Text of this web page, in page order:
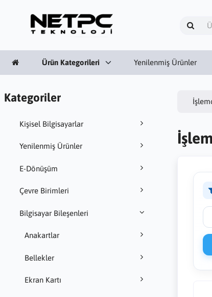
Ürün Kategorileri Yenilenmiş Ürünler
Kategoriler
Kişisel Bilgisayarlar
Yenilenmiş Ürünler
E-Dönüşüm
Çevre Birimleri
Bilgisayar Bileşenleri
Anakartlar
Bellekler
Ekran Kartı